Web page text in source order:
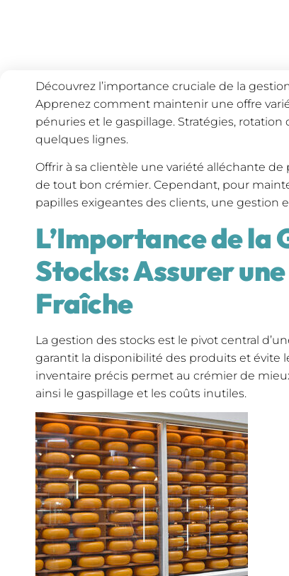
Découvrez l’importance cruciale de la
Apprenez comment maintenir une offre
pénuries et le gaspillage. Stratégies,
quelques lignes.
Offrir à sa clientèle une variété alléchante
de tout bon crémier. Cependant, pour
papilles exigeantes des clients, une gestion
L’Importance de la
Stocks: Assurer
Fraîche
La gestion des stocks est le pivot central
garantit la disponibilité des produits et évite
inventaire précis permet au crémier de
ainsi le gaspillage et les coûts inutiles.